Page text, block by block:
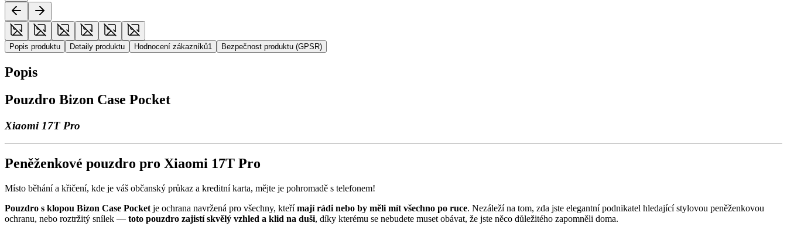
Popis produktu Detaily produktu Hodnocení zákazníků1 Bezpečnost produktu (GPSR)
Popis
Pouzdro Bizon Case Pocket
Xiaomi 17T Pro
Peněženkové pouzdro pro Xiaomi 17T Pro
Místo běhání a křičení, kde je váš občanský průkaz a kreditní karta, mějte je pohromadě s telefonem!
Pouzdro s klopou Bizon Case Pocket je ochrana navržená pro všechny, kteřímají rádi nebo by měli mít všechno po ruce. Nezáleží na tom, zda jste elegantní podnikatel hledající stylovou peněženkovou
ochranu, nebo roztržitý snílek — toto pouzdro zajistí skvělý vzhled a klid na duši, díky kterému se nebudete muset obávat, že jste něco důležitého zapomněli doma.